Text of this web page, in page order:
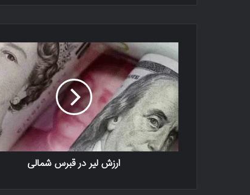
ارزش لیر در قبرس شمالی